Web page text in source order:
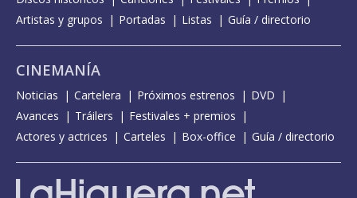
Artistas y grupos
Portadas Listas Guía / directorio
CINEMANÍA
Noticias Cartelera Próximos estrenos
DVD
Avances
Tráilers
Festivales + premios
Actores y actrices
Carteles Box-office Guía / directorio